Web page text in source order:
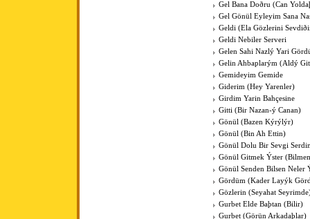
Gel Bana Doðru (Can
Gel Gönül Eyleyim Sana
Geldi (Ela Gözlerini
Geldi Nebiler Serveri
Gelen Sahi Nazlý Yari
Gelin Ahbaplarým (Aldý
Gemideyim Gemide
Giderim (Hey Yarenler)
Girdim Yarin Bahçesine
Gitti (Bir Nazan-ý Canan)
Gönül (Bazen Kýrýlýr)
Gönül (Bin Ah Ettin)
Gönül Dolu Bir Sevgi
Gönül Gitmek Ýster
Gönül Senden Bilsen Neler
Gördüm (Kader Layýk
Gözlerin (Seyahat
Gurbet Elde Baþtan (Bilir)
Gurbet (Görün Arkadaþlar)